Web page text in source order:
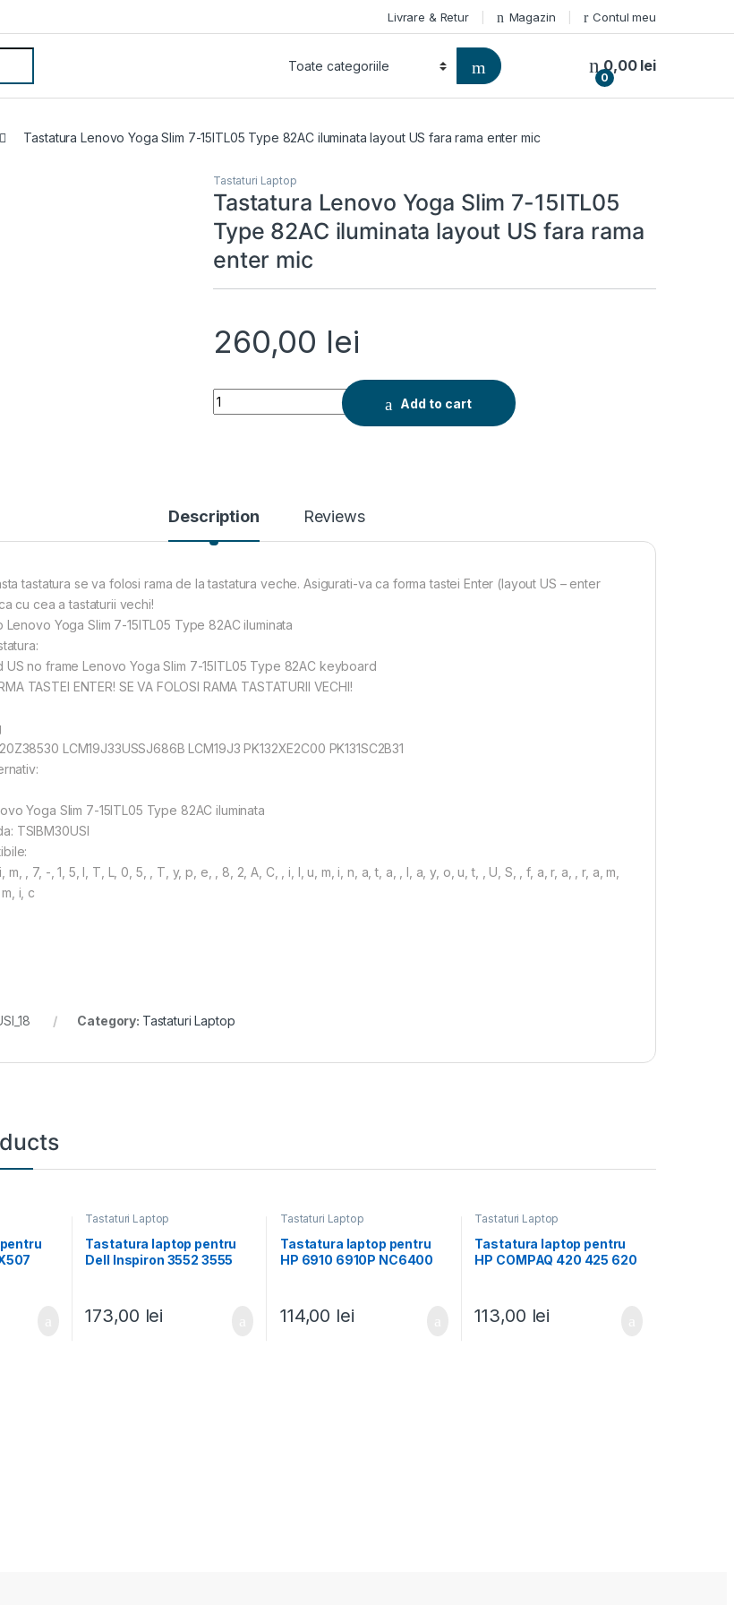
Livrare & Retur Magazin Contul meu
0
0,00 lei
Tastatura Lenovo Yoga Slim 7-15ITL05 Type 82AC iluminata layout US fara rama enter mic
Tastaturi Laptop
Tastatura Lenovo Yoga Slim 7-15ITL05
Type 82AC iluminata layout US fara rama
enter mic
260,00 lei
Tastatura Lenovo Yoga Slim 7-15ITL05 Type 82AC iluminata layout US fara rama
Add to cart
Description Reviews
tastatura se va folosi rama de la tastatura veche. Asigurati-va ca forma tastei Enter (layout US – enter
cu cea a tastaturii vechi!
Lenovo Yoga Slim 7-15ITL05 Type 82AC iluminata
US no frame Lenovo Yoga Slim 7-15ITL05 Type 82AC keyboard
TASTEI ENTER! SE VA FOLOSI RAMA TASTATURII VECHI!
LCM19J33USSJ686B LCM19J3 PK132XE2C00 PK131SC2B31
Yoga Slim 7-15ITL05 Type 82AC iluminata
TSIBM30USI
m, , 7, -, 1, 5, I, T, L, 0, 5, , T, y, p, e, , 8, 2, A, C, , i, l, u, m, i, n, a, t, a, , l, a, y, o, u, t, , U, S, , f, a, r, a, , r, a, m,
i, c
Category: Tastaturi Laptop
Tastaturi Laptop
Tastatura laptop pentru
Dell Inspiron 3552 3555
5545 5547 5548 5557
5758 5759 7557 7559
173,00 lei
Tastaturi Laptop
Tastatura laptop pentru
HP 6910 6910P NC6400
114,00 lei
Tastaturi Laptop
Tastatura laptop pentru
HP COMPAQ 420 425 620
113,00 lei